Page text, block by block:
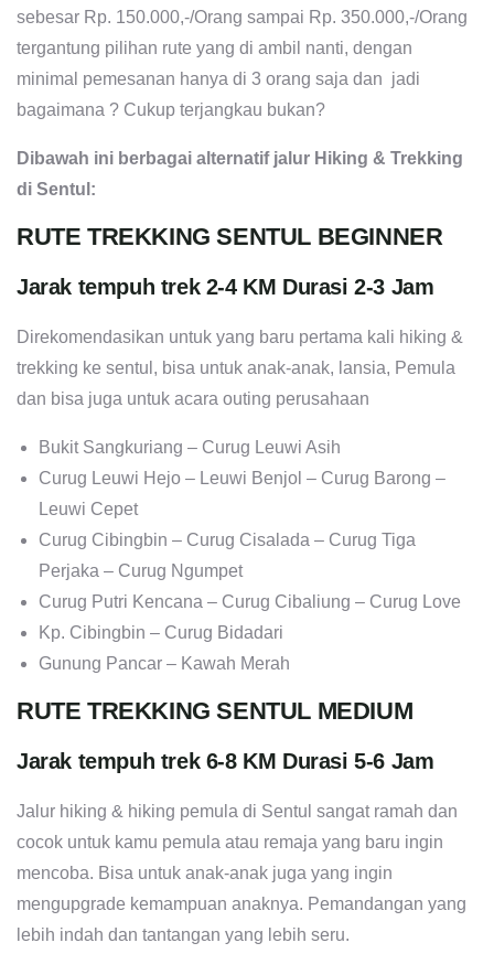
sebesar Rp. 150.000,-/Orang sampai Rp. 350.000,-/Orang
tergantung pilihan rute yang di ambil nanti, dengan
minimal pemesanan hanya di 3 orang saja dan jadi
bagaimana ? Cukup terjangkau bukan?
Dibawah ini berbagai alternatif jalur Hiking & Trekking
di Sentul:
RUTE TREKKING SENTUL BEGINNER
Jarak tempuh trek 2-4 KM Durasi 2-3 Jam
Direkomendasikan untuk yang baru pertama kali hiking &
trekking ke sentul, bisa untuk anak-anak, lansia, Pemula
dan bisa juga untuk acara outing perusahaan
Bukit Sangkuriang – Curug Leuwi Asih
Curug Leuwi Hejo – Leuwi Benjol – Curug Barong –
Leuwi Cepet
Curug Cibingbin – Curug Cisalada – Curug Tiga
Perjaka – Curug Ngumpet
Curug Putri Kencana – Curug Cibaliung – Curug Love
Kp. Cibingbin – Curug Bidadari
Gunung Pancar – Kawah Merah
RUTE TREKKING SENTUL MEDIUM
Jarak tempuh trek 6-8 KM Durasi 5-6 Jam
Jalur hiking & hiking pemula di Sentul sangat ramah dan
cocok untuk kamu pemula atau remaja yang baru ingin
mencoba. Bisa untuk anak-anak juga yang ingin
mengupgrade kemampuan anaknya. Pemandangan yang
lebih indah dan tantangan yang lebih seru.